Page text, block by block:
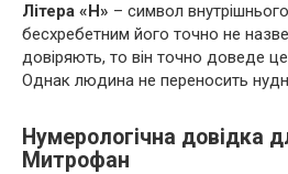
Літера «Н» – символ
бесхребетним його точно не
довіряють, то він точно доведе
Однак людина не переносить
Нумерологічна довідка
Митрофан